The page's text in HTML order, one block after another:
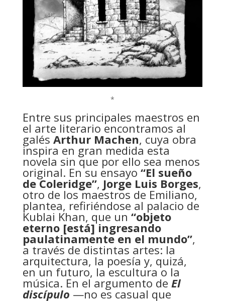
*
Entre sus principales maestros en
el arte literario encontramos al
galés Arthur Machen, cuya obra
inspira en gran medida esta
novela sin que por ello sea menos
original. En su ensayo “El sueño
de Coleridge”, Jorge Luis Borges,
otro de los maestros de Emiliano,
plantea, refiriéndose al palacio de
Kublai Khan, que un “objeto
eterno [está] ingresando
paulatinamente en el mundo”,
a través de distintas artes: la
arquitectura, la poesía y, quizá,
en un futuro, la escultura o la
música. En el argumento de El
discípulo —no es casual que